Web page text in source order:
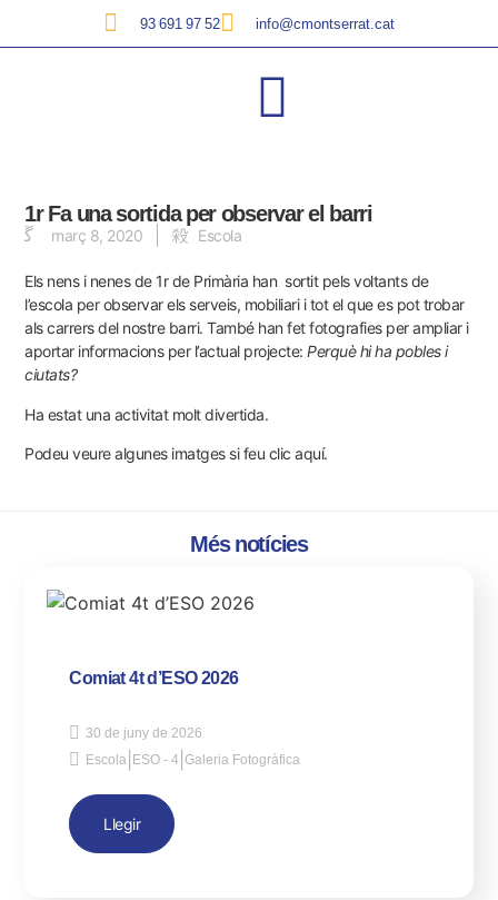
93 691 97 52 info@cmontserrat.cat
1r Fa una sortida per observar el barri
març 8, 2020 Escola
Els nens i nenes de 1r de Primària han sortit pels voltants de
l’escola per observar els serveis, mobiliari i tot el que es pot trobar
als carrers del nostre barri. També han fet fotografies per ampliar i
aportar informacions per l’actual projecte: Perquè hi ha pobles i
ciutats?
Ha estat una activitat molt divertida.
Podeu veure algunes imatges si feu clic aquí.
Més notícies
Comiat 4t d’ESO 2026
30 de juny de 2026
Escola ESO - 4 |Galeria Fotogràfica
Llegir